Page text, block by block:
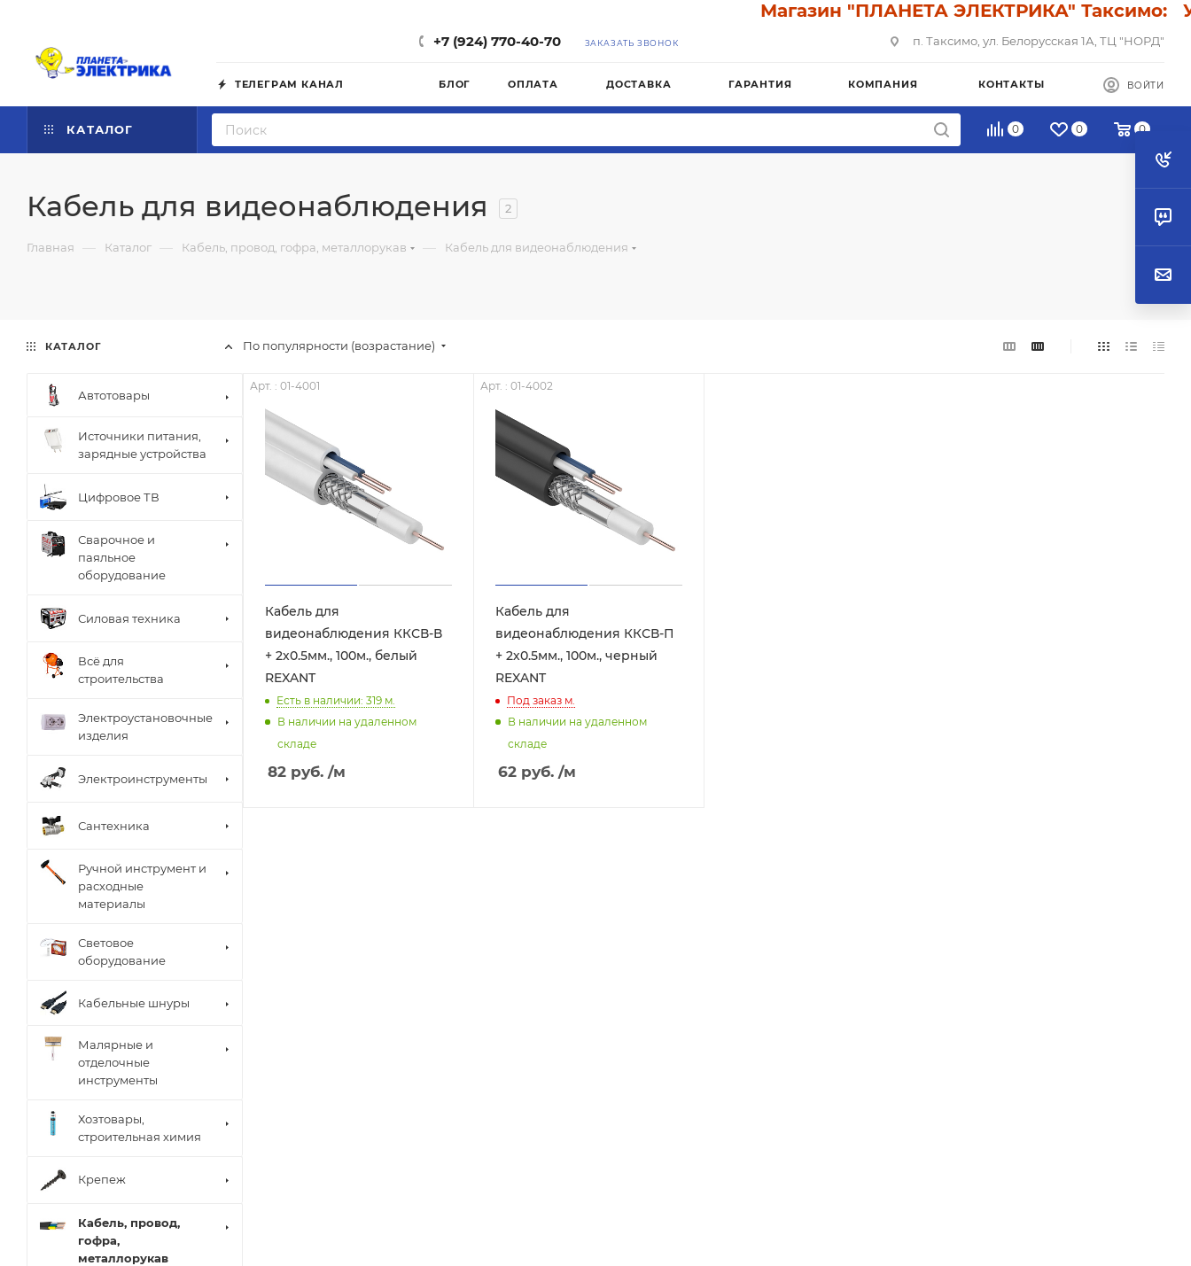
Магазин "ПЛАНЕТА ЭЛЕКТРИКА" Таксимо: У
+7 (924) 770-40-70 ЗАКАЗАТЬ ЗВОНОК п. Таксимо, ул. Белорусская 1А, ТЦ "НОРД"
ТЕЛЕГРАМ КАНАЛ БЛОГ ОПЛАТА ДОСТАВКА ГАРАНТИЯ КОМПАНИЯ КОНТАКТЫ ВОЙТИ
КАТАЛОГ 0 0 0
Кабель для видеонаблюдения 2
Главная — Каталог — Кабель, провод, гофра, металлорукав — Кабель для видеонаблюдения
По популярности (возрастание)
Арт. : 01-4001
Кабель для
видеонаблюдения ККСВ-В
+ 2х0.5мм., 100м., белый
REXANT
Есть в наличии: 319 м.
В наличии на удаленном
складе
82 руб. /м
Арт. : 01-4002
Кабель для
видеонаблюдения ККСВ-П
+ 2х0.5мм., 100м., черный
REXANT
Под заказм.
В наличии на удаленном
складе
62руб. /м
КАТАЛОГ
Автотовары
Источники питания,
зарядные устройства
Цифровое ТВ
Сварочное и
паяльное
оборудование
Силовая техника
Всё для
строительства
Электроустановочные
изделия
Электроинструменты
Сантехника
Ручной инструмент и
расходные
материалы
Световое
оборудование
Кабельные шнуры
Малярные и
отделочные
инструменты
Хозтовары,
строительная химия
Крепеж
Кабель, провод,
гофра,
металлорукав